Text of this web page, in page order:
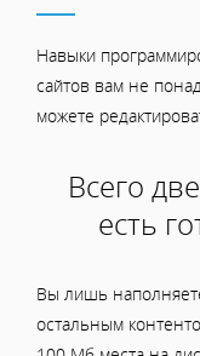
Навыки
сайтов вам не
можете
Всего
есть
Вы лишь
остальным